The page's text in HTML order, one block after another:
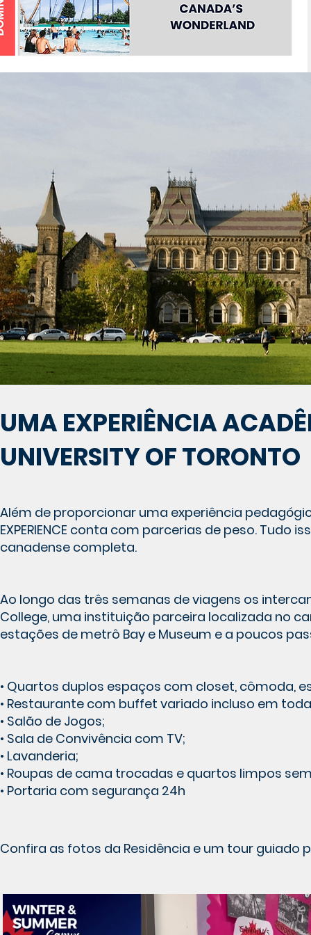
UMA EXPERIÊNCIA
UNIVERSITY OF TORONTO
Além de proporcionar uma experiência
EXPERIENCE conta com parcerias de peso.
canadense completa.
Ao longo das três semanas de viagens os
College, uma instituição parceira localizada no
estações de metrô Bay e Museum e a poucos
• Quartos duplos espaços com closet, cômoda,
• Restaurante com buffet variado incluso em
• Salão de Jogos;
• Sala de Convivência com TV;
• Lavanderia;
• Roupas de cama trocadas e quartos limpos
• Portaria com segurança 24h
Confira as fotos da Residência e um tour guiado